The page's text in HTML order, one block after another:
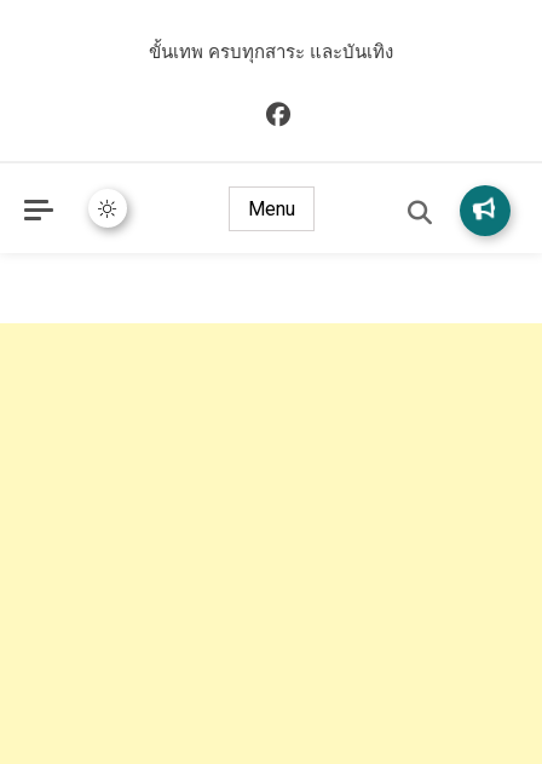
ขั้นเทพ ครบทุกสาระ และบันเทิง
Menu